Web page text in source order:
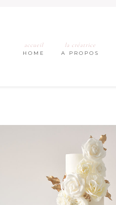
accueil
HOME
la créatrice
A PROPOS